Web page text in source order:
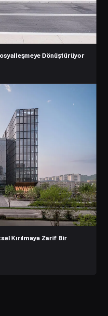
Dönüştürüyor
Kırılmaya Zarif Bir